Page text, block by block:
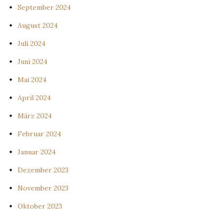
September 2024
August 2024
Juli 2024
Juni 2024
Mai 2024
April 2024
März 2024
Februar 2024
Januar 2024
Dezember 2023
November 2023
Oktober 2023